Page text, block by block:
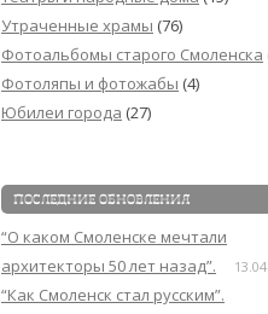
Утраченные храмы (76)
Фотоальбомы старого Смоленска
Фотоляпы и фотожабы (4)
Юбилеи города (27)
ПОСЛЕДНИЕ ОБНОВЛЕНИЯ
“О каком Смоленске мечтали
архитекторы 50 лет назад”.
“Как Смоленск стал русским”.